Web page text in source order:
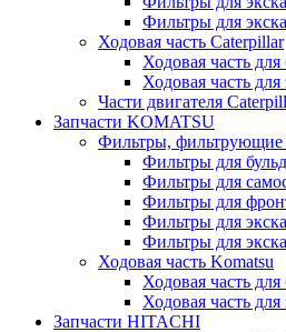
Фильтры для
Ходовая часть Caterpillar
Ходовая часть
Ходовая часть
Части двигателя
Запчасти KOMATSU
Фильтры, фильтрующие
Фильтры для
Фильтры для
Фильтры для
Фильтры для
Фильтры для
Ходовая часть Komatsu
Ходовая часть
Ходовая часть
Запчасти HITACHI